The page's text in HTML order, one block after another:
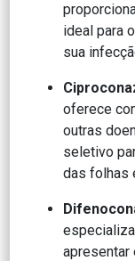
ideal para
sua
oferece
outras
seletivo
das folhas
apresentar